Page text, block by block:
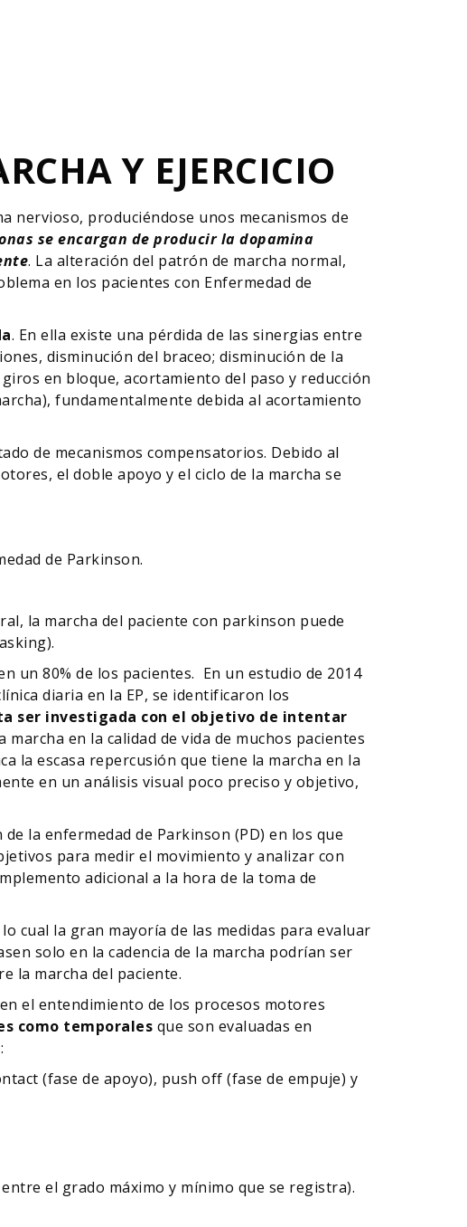
Y EJERCICIO
nervioso, produciéndose unos mecanismos de
se encargan de producir la dopamina
. La alteración del patrón de marcha normal,
en los pacientes con Enfermedad de
. En ella existe una pérdida de las sinergias entre
disminución del braceo; disminución de la
en bloque, acortamiento del paso y reducción
fundamentalmente debida al acortamiento
de mecanismos compensatorios. Debido al
el doble apoyo y el ciclo de la marcha se
de Parkinson.
la marcha del paciente con parkinson puede
un 80% de los pacientes. En un estudio de 2014
diaria en la EP, se identificaron los
ser investigada con el objetivo de intentar
en la calidad de vida de muchos pacientes
la escasa repercusión que tiene la marcha en la
en un análisis visual poco preciso y objetivo,
la enfermedad de Parkinson (PD) en los que
para medir el movimiento y analizar con
adicional a la hora de la toma de
cual la gran mayoría de las medidas para evaluar
solo en la cadencia de la marcha podrían ser
la marcha del paciente.
el entendimiento de los procesos motores
como temporales que son evaluadas en
(fase de apoyo), push off (fase de empuje) y
el grado máximo y mínimo que se registra).